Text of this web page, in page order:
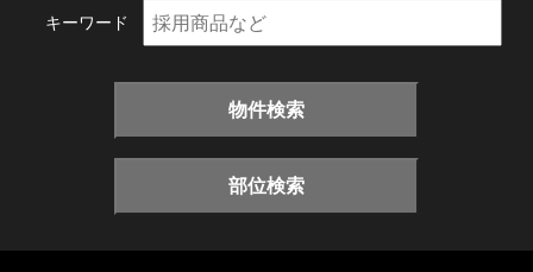
キーワード
物件検索
部位検索